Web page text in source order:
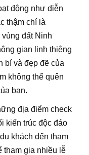
động như diễn
thậm chí là
đất Ninh
gian linh thiêng
bí và đẹp đẽ của
không thể quên
bạn.
địa điểm check
kiến trúc độc đáo
khách đến tham
tham gia nhiều lễ